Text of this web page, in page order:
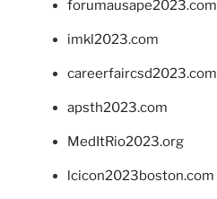
forumausape2023.com
imkl2023.com
careerfaircsd2023.com
apsth2023.com
MedItRio2023.org
lcicon2023boston.com